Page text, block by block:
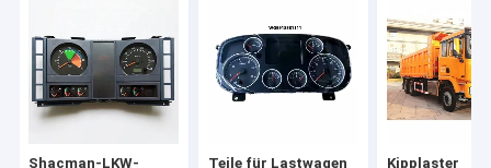
Teile für Lastwagen der Marke Sinotruk Howo
Kipplaster
Shacman-LKW- Teile für Lastwagen Kipplaster